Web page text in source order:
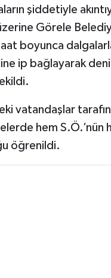
şiddetiyle
Görele
boyunca
ip bağlayarak
vatandaşlar
hem S.Ö.’nün
öğrenildi.